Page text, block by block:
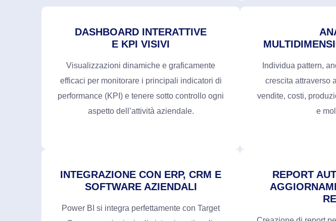
DASHBOARD INTERATTIVE
E KPI VISIVI
Visualizzazioni dinamiche e graficamente
efficaci per monitorare i principali indicatori di
performance (KPI) e tenere sotto controllo ogni
aspetto dell’attività aziendale.
Individua pattern,
crescita attraverso
vendite, costi,
e
INTEGRAZIONE CON ERP, CRM E
SOFTWARE AZIENDALI
Power BI si integra perfettamente con Target
REPORT